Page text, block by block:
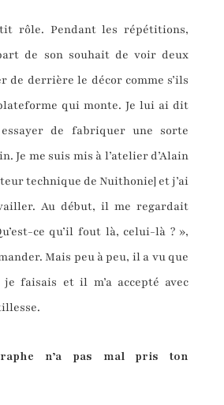
rôle. Pendant les répétitions,
de son souhait de voir deux
de derrière le décor comme s’ils
qui monte. Je lui ai dit
de fabriquer une sorte
Je me suis mis à l’atelier d’Alain
technique de Nuithonie] et j’ai
Au début, il me regardait
ce qu’il fout là, celui-là ? »,
Mais peu à peu, il a vu que
faisais et il m’a accepté avec
n’a pas mal pris ton